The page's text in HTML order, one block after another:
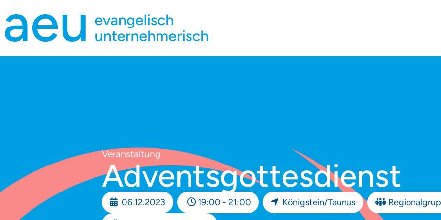
Veranstaltung
Adventsgottesdienst
06.12.2023 19:00 - 21:00 Königstein/Taunus